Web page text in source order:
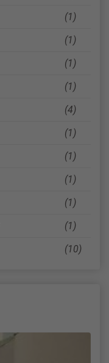
(1)
(1)
(1)
(1)
(4)
(1)
(1)
(1)
(1)
(1)
(10)